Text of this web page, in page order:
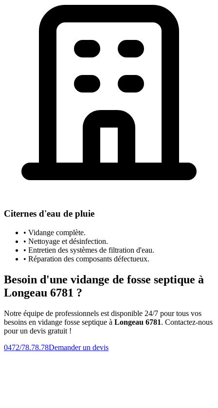
Citernes d'eau de pluie
• Vidange complète.
• Nettoyage et désinfection.
• Entretien des systèmes de filtration d'eau.
• Réparation des composants défectueux.
Besoin d'une vidange de fosse septique à
Longeau 6781 ?
Notre équipe de professionnels est disponible 24/7 pour tous vos
besoins en vidange fosse septique à Longeau 6781. Contactez-nous
pour un devis gratuit !
0472/78.78.78Demander un devis